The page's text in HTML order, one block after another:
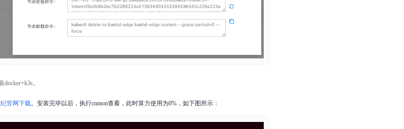
。
官网下载。安装完毕以后，执行cnmon查看，此时算力使用为0%，如下图所示：